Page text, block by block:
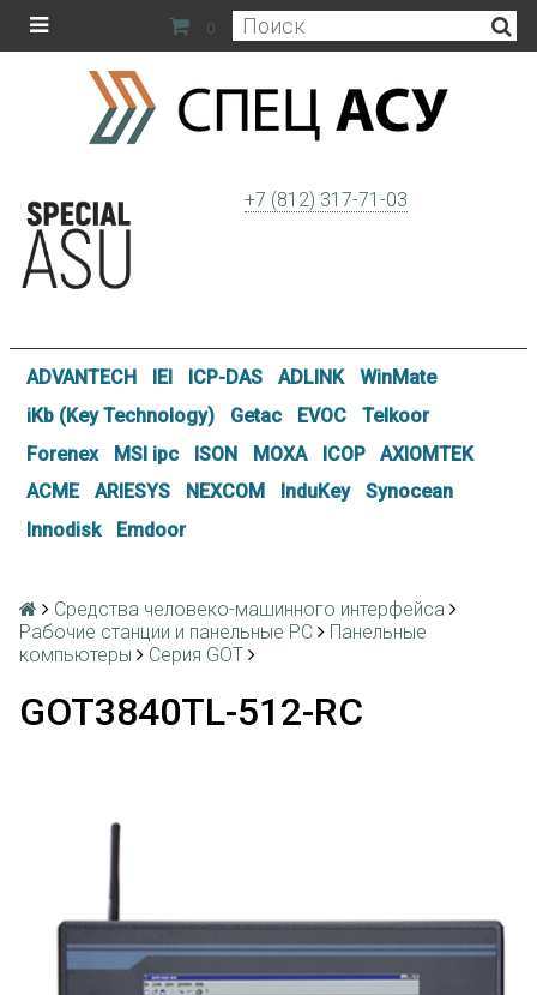
0
+7 (812) 317-71-03
ADVANTECH IEI ICP-DAS ADLINK
WinMate
iKb (Key Technology)
Getac EVOC
Telkoor
Forenex
MSI ipc ISON MOXA ICOP
AXIOMTEK
ACME
ARIESYS NEXCOM InduKey
Synocean
Innodisk
Emdoor
Средства человеко-машинного интерфейса
Рабочие станции и панельные РС
Панельные
компьютеры
Серия GOT
GOT3840TL-512-RC